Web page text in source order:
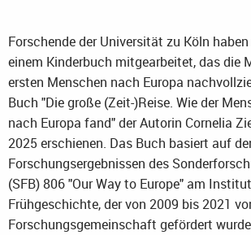
Forschende der Universität zu Köln
einem Kinderbuch mitgearbeitet, das die
ersten Menschen nach Europa
Buch "Die große (Zeit-)Reise. Wie der
nach Europa fand" der Autorin Cornelia
2025 erschienen. Das Buch basiert auf
Forschungsergebnissen des
(SFB) 806 "Our Way to Europe" am
Frühgeschichte, der von 2009 bis 2021
Forschungsgemeinschaft gefördert